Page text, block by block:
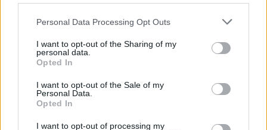
Personal Data Processing Opt Outs
I want to opt-out of the Sharing of my
personal data.
Opted In
I want to opt-out of the Sale of my
Personal Data.
Opted In
I want to opt-out of processing my
Infos et inscriptions à l'office de tourisme de
L'abus d'alcool est dangereux pour la santé. A